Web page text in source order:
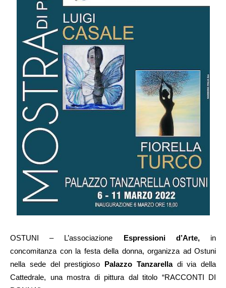
OSTUNI – L’associazione Espressioni d’Arte,in
concomitanza con la festa della donna, organizza ad Ostuni
nella sede del prestigioso Palazzo Tanzarelladi via della
Cattedrale, una mostra di pittura dal titolo “RACCONTI DI